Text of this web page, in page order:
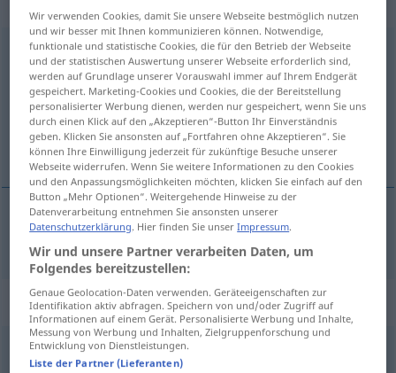
minimal
Übersicht aller Übersetzungen
(Für mehr Details die Übersetzung anklicken/antippen)
minimaal, miniem
minimaal,miniem
Synonyme für "minimal"
mindestens,Minimum (ugs.)
Wir verwenden Cookies, damit Sie unsere Webseite bestmöglich nutzen
und wir besser mit Ihnen kommunizieren können. Notwendige,
funktionale und statistische Cookies, die für den Betrieb der Webseite
und der statistischen Auswertung unserer Webseite erforderlich sind,
werden auf Grundlage unserer Vorauswahl immer auf Ihrem Endgerät
gespeichert. Marketing-Cookies und Cookies, die der Bereitstellung
personalisierter Werbung dienen, werden nur gespeichert, wenn Sie uns
durch einen Klick auf den „Akzeptieren“-Button Ihr Einverständnis
geben. Klicken Sie ansonsten auf „Fortfahren ohne Akzeptieren“. Sie
können Ihre Einwilligung jederzeit für zukünftige Besuche unserer
Webseite widerrufen. Wenn Sie weitere Informationen zu den Cookies
und den Anpassungsmöglichkeiten möchten, klicken Sie einfach auf den
Button „Mehr Optionen“. Weitergehende Hinweise zu der
Datenverarbeitung entnehmen Sie ansonsten unserer
Datenschutzerklärung. Hier finden Sie unserImpressum.
Wir und unsere Partner verarbeiten Daten, um
Folgendes bereitzustellen:
Genaue Geolocation-Daten verwenden. Geräteeigenschaften zur
Identifikation aktiv abfragen. Speichern von und/oder Zugriff auf
Informationen auf einem Gerät. Personalisierte Werbung und Inhalte,
Messung von Werbung und Inhalten, Zielgruppenforschung und
Entwicklung von Dienstleistungen.
Liste der Partner (Lieferanten)